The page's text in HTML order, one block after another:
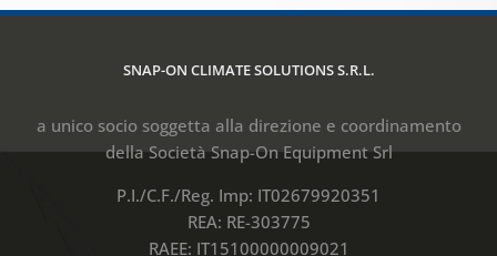
SNAP-ON CLIMATE SOLUTIONS S.R.L.
a unico socio soggetta alla direzione e coordinamento
della Società Snap-On Equipment Srl
P.I./C.F./Reg. Imp: IT02679920351
REA: RE-303775
RAEE: IT15100000009021